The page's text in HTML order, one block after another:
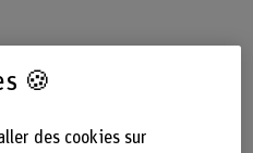
estival tout
imprimée,
🍪
des cookies sur